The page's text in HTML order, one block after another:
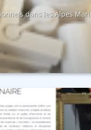
dans les Alpes